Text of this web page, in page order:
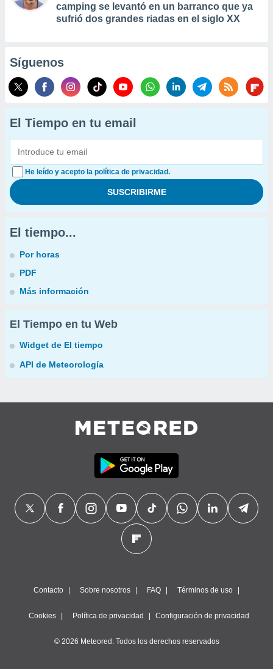
camping se levantó en un barranco que ya
sufrió dos grandes riadas en el siglo XX
Síguenos
El Tiempo en tu email
He leído y acepto la política de privacidad.
El tiempo...
Por horas
PDF
Más información
El Tiempo en tu Web
Widget de El tiempo
API de Meteorología
Contacto Sobre nosotros FAQ Términos de uso
Cookies Política de privacidad Configuración de privacidad
© 2026 Meteored. Todos los derechos reservados